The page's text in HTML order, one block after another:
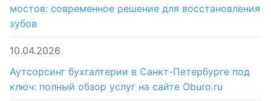
мостов: современное решение для восстановления
зубов
10.04.2026
Аутсорсинг бухгалтерии в Санкт-Петербурге под
ключ: полный обзор услуг на сайте Oburo.ru